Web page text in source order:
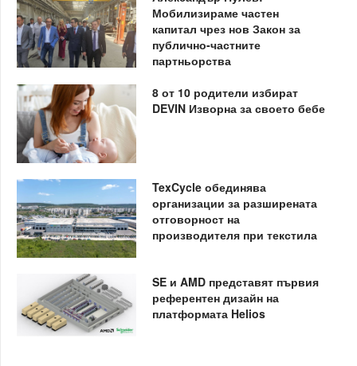
Мобилизираме частен
капитал чрез нов Закон за
публично-частните
партньорства
8 от 10 родители избират
DEVIN Изворна за своето бебе
TexCycle обединява
организации за разширената
отговорност на
производителя при текстила
SE и AMD представят първия
референтен дизайн на
платформата Helios